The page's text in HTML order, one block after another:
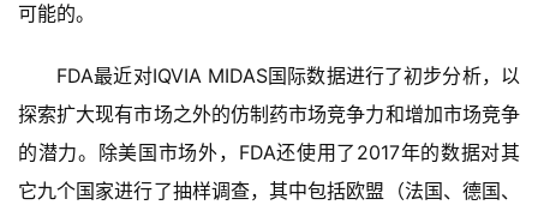
可能的。
FDA最近对IQVIA MIDAS国际数据进行了初步分析，以
探索扩大现有市场之外的仿制药市场竞争力和增加市场竞争
的潜力。除美国市场外，FDA还使用了2017年的数据对其
它九个国家进行了抽样调查，其中包括欧盟（法国、德国、